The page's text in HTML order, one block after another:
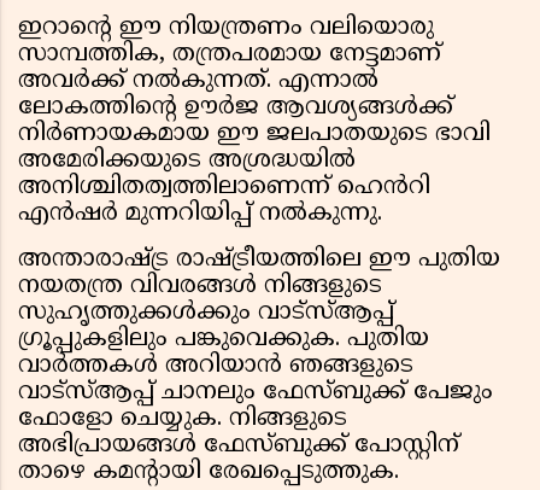
ഇറാൻ്റെ ഈ നിയന്ത്രണം വലിയൊരു
സാമ്പത്തിക, തന്ത്രപരമായ നേട്ടമാണ്
അവർക്ക് നൽകുന്നത്. എന്നാൽ
ലോകത്തിൻ്റെ ഊർജ ആവശ്യങ്ങൾക്ക്
നിർണായകമായ ഈ ജലപാതയുടെ ഭാവി
അമേരിക്കയുടെ അശ്രദ്ധയിൽ
അനിശ്ചിതത്വത്തിലാണെന്ന് ഹെൻറി
എൻഷർ മുന്നറിയിപ്പ് നൽകുന്നു.
അന്താരാഷ്ട്ര രാഷ്ട്രീയത്തിലെ ഈ പുതിയ
നയതന്ത്ര വിവരങ്ങൾ നിങ്ങളുടെ
സുഹൃത്തുക്കൾക്കും വാട്സ്ആപ്പ്
ഗ്രൂപ്പുകളിലും പങ്കുവെക്കുക. പുതിയ
വാർത്തകൾ അറിയാൻ ഞങ്ങളുടെ
വാട്സ്ആപ്പ് ചാനലും ഫേസ്ബുക്ക് പേജും
ഫോളോ ചെയ്യുക. നിങ്ങളുടെ
അഭിപ്രായങ്ങൾ ഫേസ്ബുക്ക് പോസ്റ്റിന്
താഴെ കമൻ്റായി രേഖപ്പെടുത്തുക.